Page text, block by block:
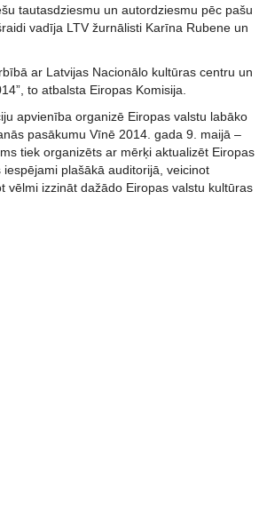
tautasdziesmu un autordziesmu pēc pašu
vadīja LTV žurnālisti Karīna Rubene un
ar Latvijas Nacionālo kultūras centru un
to atbalsta Eiropas Komisija.
apvienība organizē Eiropas valstu labāko
pasākumu Vīnē 2014. gada 9. maijā –
tiek organizēts ar mērķi aktualizēt Eiropas
plašākā auditorijā, veicinot
vēlmi izzināt dažādo Eiropas valstu kultūras